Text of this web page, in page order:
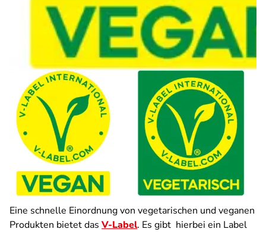
Eine schnelle Einordnung von vegetarischen und veganen
Produkten bietet das V-Label. Es gibt hierbei ein Label